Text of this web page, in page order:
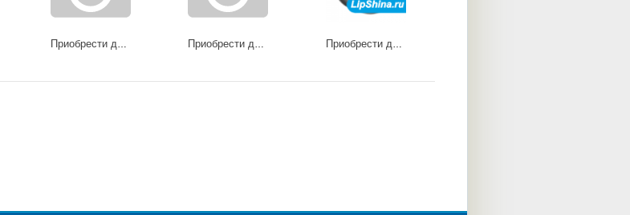
Приобрести диски 65G22F1 ED Приобрести диски 65J22F1 ED Приобрести диски 75G40F1 ED